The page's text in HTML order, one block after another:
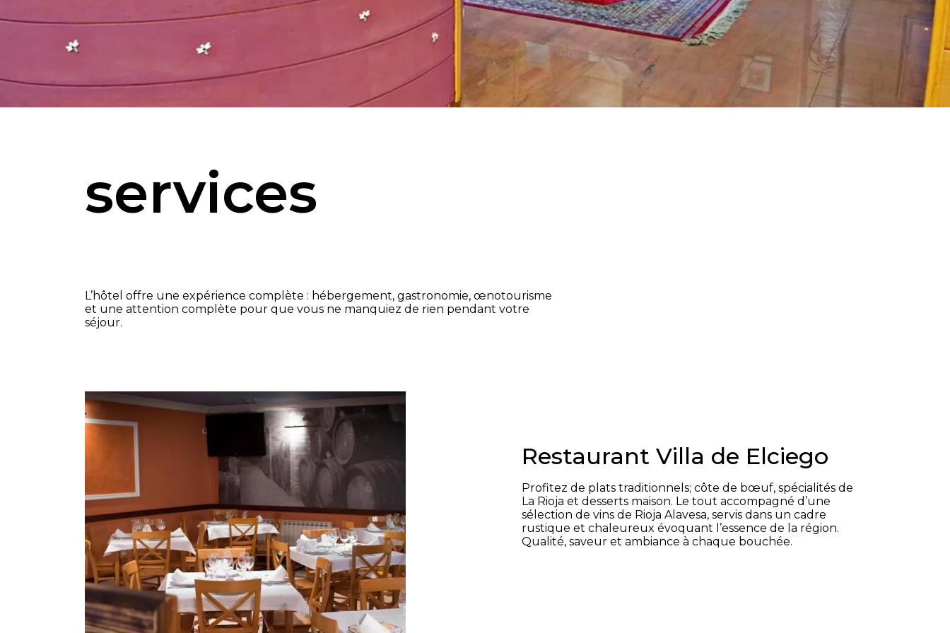
services
L’hôtel offre une expérience complète : hébergement, gastronomie, œnotourisme
et une attention complète pour que vous ne manquiez de rien pendant votre
séjour.
Restaurant Villa de Elciego
Profitez de plats traditionnels; côte de bœuf, spécialités de
La Rioja et desserts maison. Le tout accompagné d’une
sélection de vins de Rioja Alavesa, servis dans un cadre
rustique et chaleureux évoquant l’essence de la région.
Qualité, saveur et ambiance à chaque bouchée.